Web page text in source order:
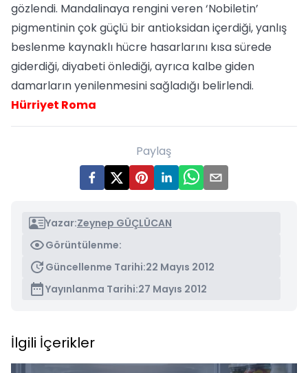
gözlendi. Mandalinaya rengini veren ‘Nobiletin’
pigmentinin çok güçlü bir antioksidan içerdiği, yanlış
beslenme kaynaklı hücre hasarlarını kısa sürede
giderdiği, diyabeti önlediği, ayrıca kalbe giden
damarların yenilenmesini sağladığı belirlendi.
Hürriyet Roma
Paylaş
Yazar:Zeynep GÜÇLÜCAN
Görüntülenme:
Güncellenme Tarihi:22 Mayıs 2012
Yayınlanma Tarihi:27 Mayıs 2012
İlgili İçerikler